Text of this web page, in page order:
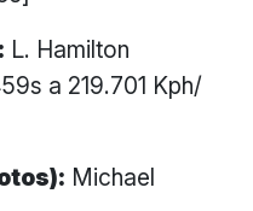
L. Hamilton
a 219.701 Kph/
Michael